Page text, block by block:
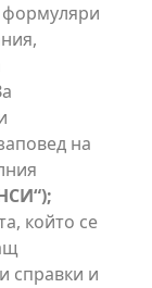
формуляри
на
който се
справки и